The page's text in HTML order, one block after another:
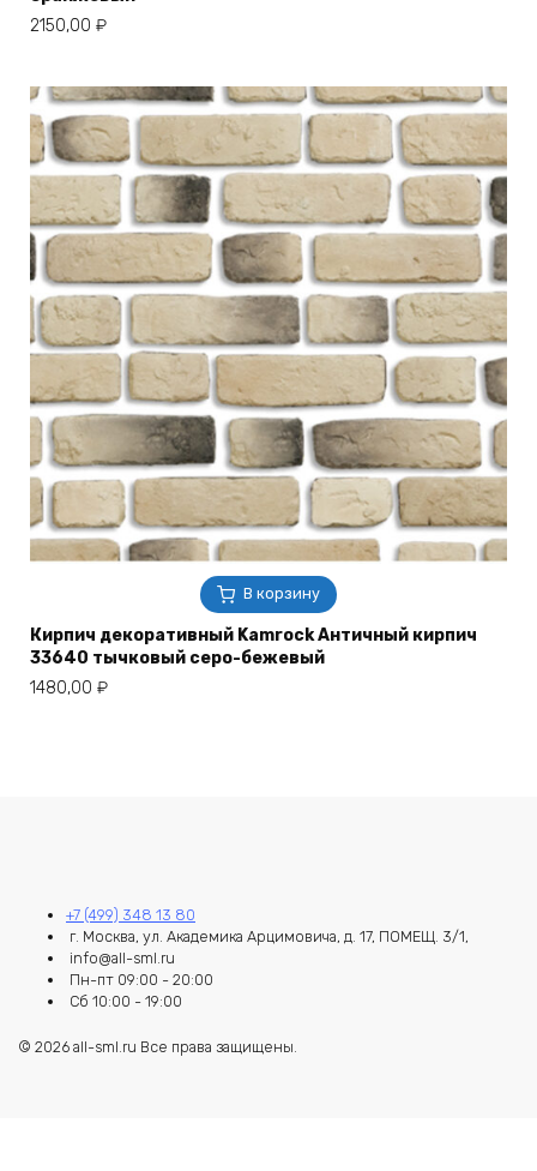
2150,00 ₽
В корзину
Кирпич декоративный Kamrock Античный кирпич
33640 тычковый серо-бежевый
1480,00 ₽
+7 (499) 348 13 80
г. Москва, ул. Академика Арцимовича, д. 17, ПОМЕЩ. 3/1,
info@all-sml.ru
Пн-пт 09:00 - 20:00
Сб 10:00 - 19:00
© 2026 all-sml.ru Все права защищены.